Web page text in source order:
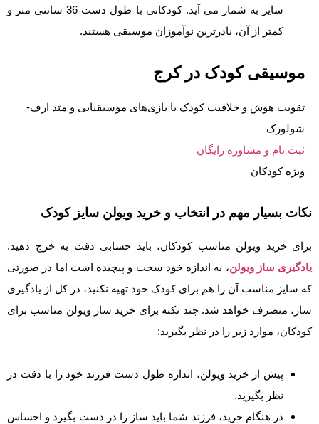
سایز به شمار می آید. کودکانی با طول دست 36 سانتی متر و
کمتر از آن، نادرترین نوآموزان موسیقی هستند.
موسیقی کودک در کرج
تقویت هوش و خلاقیت کودک با بازی‌های موسیقیایی و متد ارف-
شولورک
ثبت نام و مشاوره رایگان
ویژه کودکان
نکات بسیار مهم در انتخاب و خرید ویولن سایز کودک
برای خرید ویولن مناسب کودکان، باید حسابی دقت به خرج دهید.
یادگیری ساز ویولن، به اندازه خود سخت و پیچیده است اما در صورتی
که سایز مناسب آن را هم برای کودک خود تهیه نکنید، در کل از یادگیری
ساز، منصرف خواهد شد. چند نکته برای خرید ساز ویولن مناسب برای
کودکان، موارد زیر را در نظر بگیرید:
پیش از خرید ویولن، اندازه طول دست فرزند خود را با دقت در
نظر بگیرید.
در هنگام خرید، فرزند شما باید ساز را در دست بگیرد و احساس